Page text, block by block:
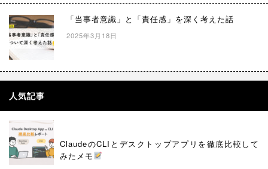
「当事者意識」と「責任感」を深く考えた話
2025年3月18日
人気記事
ClaudeのCLIとデスクトップアプリを徹底比較して
みたメモ